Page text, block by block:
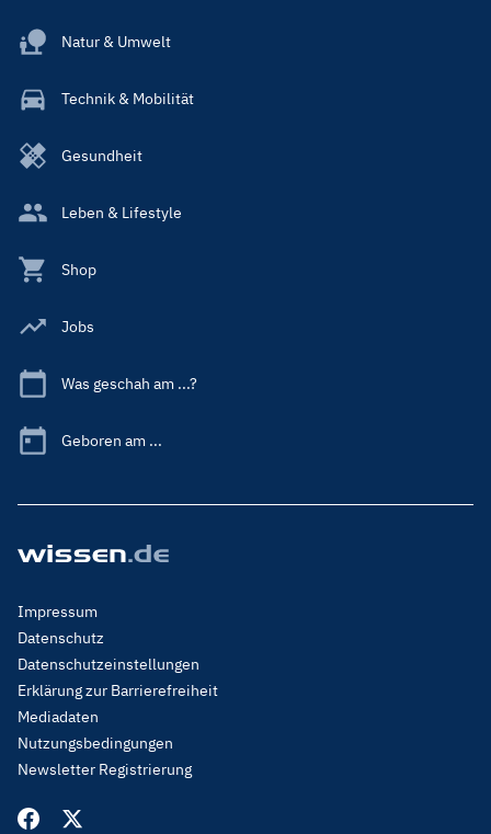
Natur & Umwelt
Technik & Mobilität
Gesundheit
Leben & Lifestyle
Shop
Jobs
Was geschah am ...?
Geboren am ...
Footer
Menu
Legal
Impressum
Datenschutz
Datenschutzeinstellungen
Erklärung zur Barrierefreiheit
Mediadaten
Nutzungsbedingungen
Newsletter Registrierung